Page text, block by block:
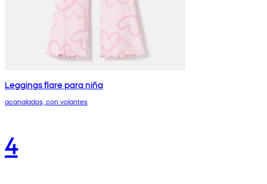
Leggings flare para niña
acanalados, con volantes
4